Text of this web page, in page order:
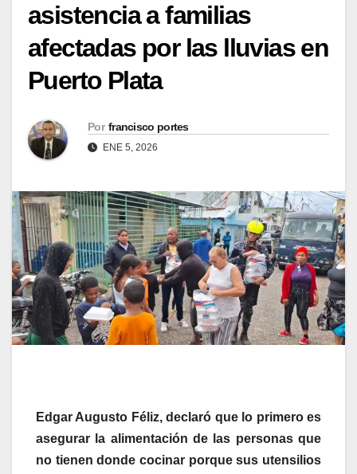
asistencia a familias
afectadas por las lluvias en
Puerto Plata
Por francisco portes
ENE 5, 2026
Edgar Augusto Féliz, declaró que lo primero es
asegurar la alimentación de las personas que
no tienen donde cocinar porque sus utensilios